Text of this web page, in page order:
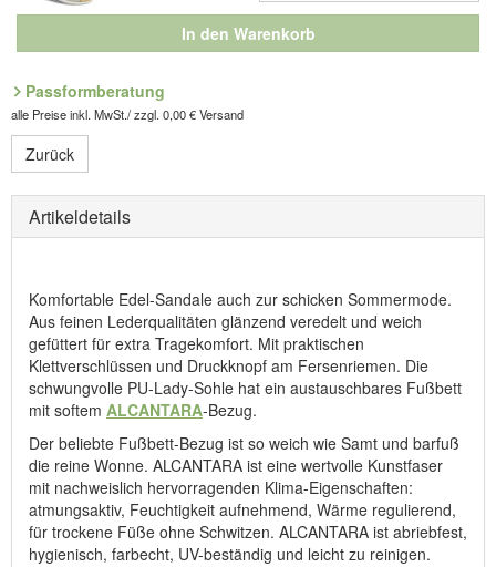
In den Warenkorb
Passformberatung
alle Preise inkl. MwSt./ zzgl. 0,00 € Versand
Zurück
Artikeldetails
Komfortable Edel-Sandale auch zur schicken Sommermode.
Aus feinen Lederqualitäten glänzend veredelt und weich
gefüttert für extra Tragekomfort. Mit praktischen
Klettverschlüssen und Druckknopf am Fersenriemen. Die
schwungvolle PU-Lady-Sohle hat ein austauschbares Fußbett
mit softem ALCANTARA-Bezug.
Der beliebte Fußbett-Bezug ist so weich wie Samt und barfuß
die reine Wonne. ALCANTARA ist eine wertvolle Kunstfaser
mit nachweislich hervorragenden Klima-Eigenschaften:
atmungsaktiv, Feuchtigkeit aufnehmend, Wärme regulierend,
für trockene Füße ohne Schwitzen. ALCANTARA ist abriebfest,
hygienisch, farbecht, UV-beständig und leicht zu reinigen.